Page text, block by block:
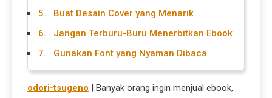
5. Buat Desain Cover yang Menarik
6. Jangan Terburu-Buru Menerbitkan Ebook
7. Gunakan Font yang Nyaman Dibaca
odori-tsugeno | Banyak orang ingin menjual ebook,